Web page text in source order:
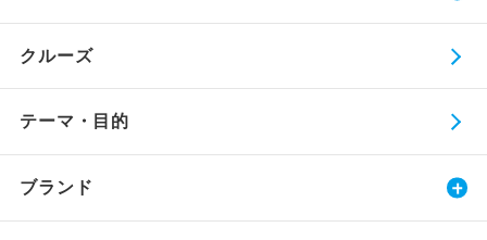
クルーズ
テーマ・目的
ブランド